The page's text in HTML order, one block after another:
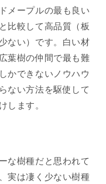
メープルの最も良い
比較して高品質（板
ない）です。白い材
葉樹の仲間で最も難
かできないノウハウ
ない方法を駆使して
ます。
な樹種だと思われて
実は凄く少ない樹種